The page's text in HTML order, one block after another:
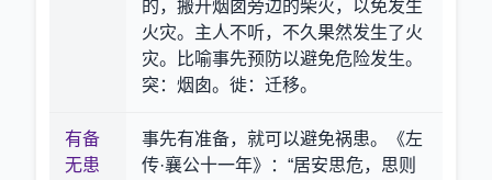
的，搬开烟囱旁边的柴火，以免发生
火灾。主人不听，不久果然发生了火
灾。比喻事先预防以避免危险发生。
突：烟囱。徙：迁移。
有备
无患
事先有准备，就可以避免祸患。《左
传·襄公十一年》：“居安思危，思则